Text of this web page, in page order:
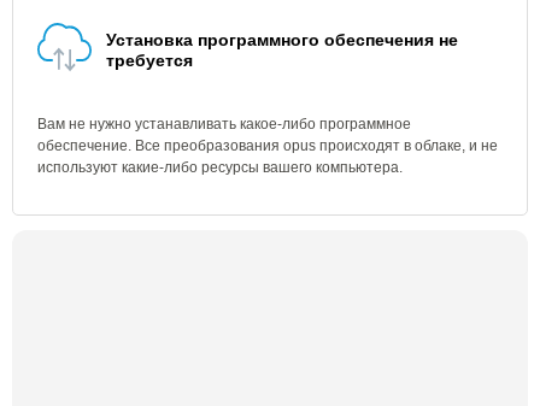
Установка программного обеспечения не
требуется
Вам не нужно устанавливать какое-либо программное
обеспечение. Все преобразования opus происходят в облаке, и не
используют какие-либо ресурсы вашего компьютера.